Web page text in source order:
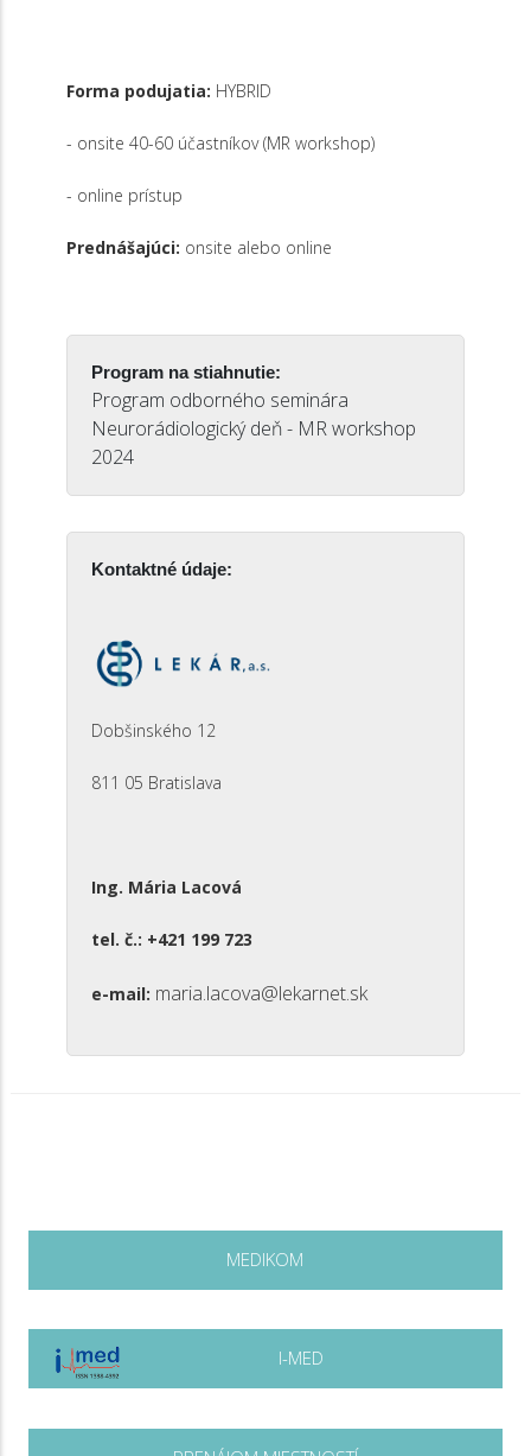
Forma podujatia: HYBRID
- onsite 40-60 účastníkov (MR workshop)
- online prístup
Prednášajúci: onsite alebo online
Program na stiahnutie:
Program odborného seminára
Neurorádiologický deň - MR workshop
2024
Kontaktné údaje:
Dobšinského 12
811 05 Bratislava
Ing. Mária Lacová
tel. č.: +421 199 723
e-mail: maria.lacova@lekarnet.sk
MEDIKOM
I-MED